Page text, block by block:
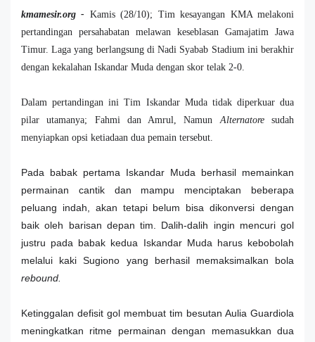
kmamesir.org - Kamis (28/10); Tim kesayangan KMA melakoni
pertandingan persahabatan melawan keseblasan Gamajatim Jawa
Timur. Laga yang berlangsung di Nadi Syabab Stadium ini berakhir
dengan kekalahan Iskandar Muda dengan skor telak 2-0.
Dalam pertandingan ini Tim Iskandar Muda tidak diperkuar dua
pilar utamanya; Fahmi dan Amrul, NamunAlternatoresudah
menyiapkan opsi ketiadaan dua pemain tersebut.
Pada babak pertama Iskandar Muda berhasil memainkan
permainan cantik dan mampu menciptakan beberapa
peluang indah, akan tetapi belum bisa dikonversi dengan
baik oleh barisan depan tim. Dalih-dalih ingin mencuri gol
justru pada babak kedua Iskandar Muda harus kebobolah
melalui kaki Sugiono yang berhasil memaksimalkan bola
rebound.
Ketinggalan defisit gol membuat tim besutan Aulia Guardiola
meningkatkan ritme permainan dengan memasukkan dua